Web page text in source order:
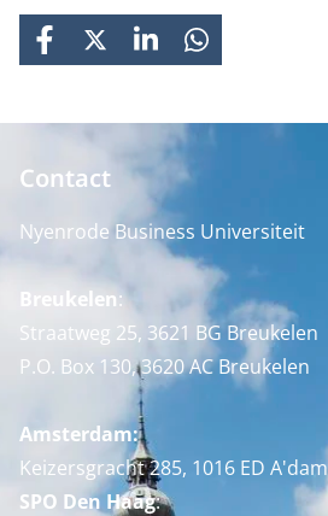
FACEBOOK
X LINKEDINWHATSAPP
Contact
Nyenrode Business Universiteit
Breukelen:
Straatweg 25, 3621 BG Breukelen
P.O. Box 130, 3620 AC Breukelen
Amsterdam:
Keizersgracht 285, 1016 ED A'dam
SPO Den Haag: